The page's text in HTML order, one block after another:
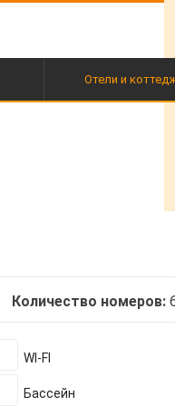
Отели и
Количество номеров:
WI-FI
Бассейн